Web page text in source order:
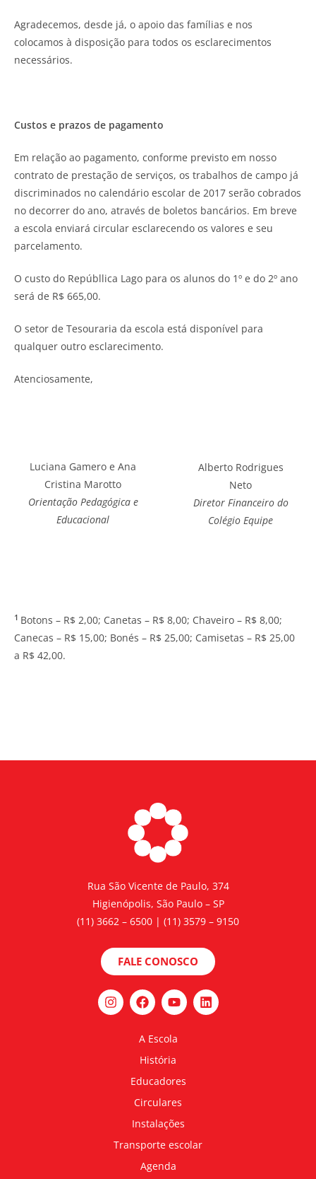
Agradecemos, desde já, o apoio das famílias e nos
colocamos à disposição para todos os esclarecimentos
necessários.
Custos e prazos de pagamento
Em relação ao pagamento, conforme previsto em nosso
contrato de prestação de serviços, os trabalhos de campo já
discriminados no calendário escolar de 2017 serão cobrados
no decorrer do ano, através de boletos bancários. Em breve
a escola enviará circular esclarecendo os valores e seu
parcelamento.
O custo do Repúbllica Lago para os alunos do 1º e do 2º ano
será de R$ 665,00.
O setor de Tesouraria da escola está disponível para
qualquer outro esclarecimento.
Atenciosamente,
Luciana Gamero e Ana
Cristina Marotto
Orientação Pedagógica e
Educacional
Alberto Rodrigues
Neto
Diretor Financeiro do
Colégio Equipe
1 Botons – R$ 2,00; Canetas – R$ 8,00; Chaveiro – R$ 8,00;
Canecas – R$ 15,00; Bonés – R$ 25,00; Camisetas – R$ 25,00
a R$ 42,00.
Rua São Vicente de Paulo, 374
Higienópolis, São Paulo – SP
(11) 3662 – 6500 | (11) 3579 – 9150
FALE CONOSCO
A Escola
História
Educadores
Circulares
Instalações
Transporte escolar
Agenda